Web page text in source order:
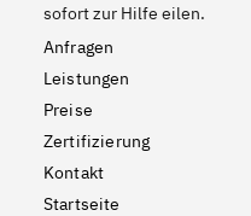
sofort zur Hilfe eilen.
Anfragen
Leistungen
Preise
Zertifizierung
Kontakt
Startseite